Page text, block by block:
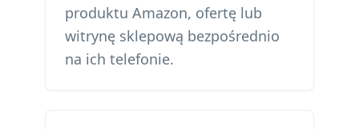
produktu Amazon, ofertę lub
witrynę sklepową bezpośrednio
na ich telefonie.